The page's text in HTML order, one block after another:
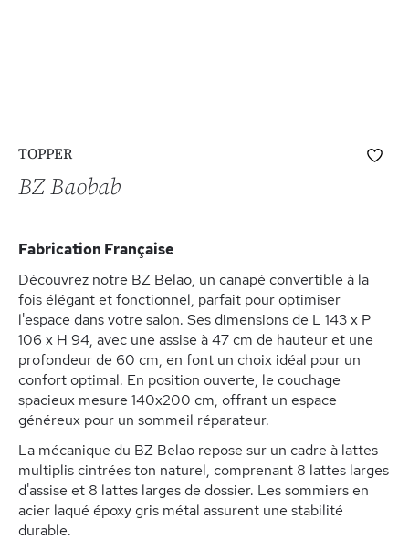
beginning
the
images
gallery
TOPPER
BZ Baobab
Fabrication Française
Découvrez notre BZ Belao, un canapé convertible à la
fois élégant et fonctionnel, parfait pour optimiser
l'espace dans votre salon. Ses dimensions de L 143 x P
106 x H 94, avec une assise à 47 cm de hauteur et une
profondeur de 60 cm, en font un choix idéal pour un
confort optimal. En position ouverte, le couchage
spacieux mesure 140x200 cm, offrant un espace
généreux pour un sommeil réparateur.
La mécanique du BZ Belao repose sur un cadre à lattes
multiplis cintrées ton naturel, comprenant 8 lattes larges
d'assise et 8 lattes larges de dossier. Les sommiers en
acier laqué époxy gris métal assurent une stabilité
durable.